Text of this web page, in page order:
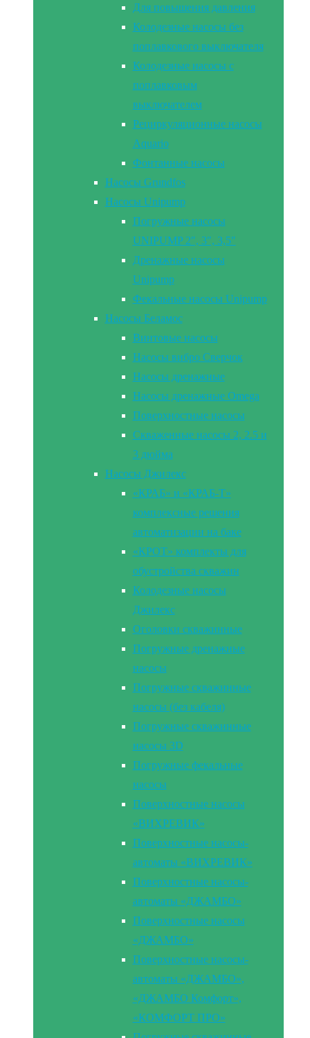
Для повышения давления
Колодезные насосы без
поплавкового выключателя
Колодезные насосы с
поплавковым
выключателем
Рециркуляционные насосы
Aquario
Фонтанные насосы
Насосы Grundfos
Насосы Unipump
Погружные насосы
UNIPUMP 2″, 3″, 3,5″
Дренажные насосы
Unipump
Фекальные насосы Unipump
Насосы Беламос
Винтовые насосы
Насосы вибро Сверчок
Насосы дренажные
Насосы дренажные Omega
Поверхностные насосы
Скваженные насосы 2, 2.5 и
3 дюйма
Насосы Джилекс
«КРАБ» и «КРАБ-Т»
комплексные решения
автоматизации на баке
«КРОТ» комплекты для
обустройства скважин
Колодезные насосы
Джилекс
Оголовки скважинные
Погружные дренажные
насосы
Погружные скважинные
насосы (без кабеля)
Погружные скважинные
насосы 3D
Погружные фекальные
насосы
Поверхностные насосы
«ВИХРЕВИК»
Поверхностные насосы-
автоматы «ВИХРЕВИК»
Поверхностные насосы-
автоматы «ДЖАМБО»
Поверхностные насосы
«ДЖАМБО»
Поверхностные насосы-
автоматы «ДЖАМБО»,
«ДЖАМБО Комфорт»,
«КОМФОРТ ПРО»